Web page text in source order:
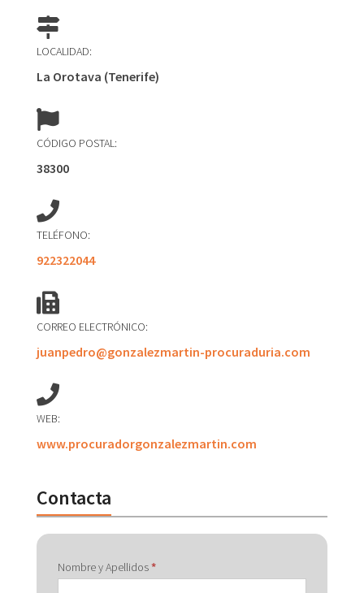
LOCALIDAD:
La Orotava (Tenerife)
CÓDIGO POSTAL:
38300
TELÉFONO:
922322044
CORREO ELECTRÓNICO:
juanpedro@gonzalezmartin-procuraduria.com
WEB:
www.procuradorgonzalezmartin.com
Contacta
Contactar
con
Nombre y Apellidos*